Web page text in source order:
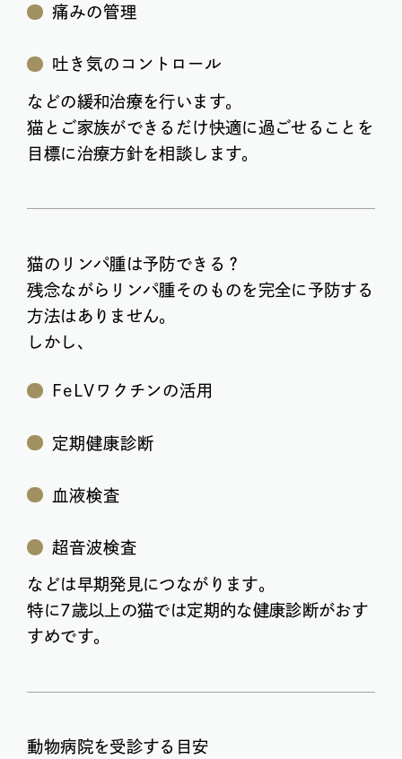
痛みの管理
吐き気のコントロール
などの緩和治療を行います。
猫とご家族ができるだけ快適に過ごせることを
目標に治療方針を相談します。
猫のリンパ腫は予防できる？
残念ながらリンパ腫そのものを完全に予防する
方法はありません。
しかし、
FeLVワクチンの活用
定期健康診断
血液検査
超音波検査
などは早期発見につながります。
特に7歳以上の猫では定期的な健康診断がおす
すめです。
動物病院を受診する目安